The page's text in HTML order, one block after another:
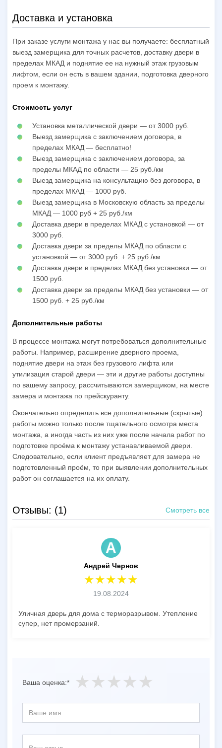
Доставка и установка
При заказе услуги монтажа у нас вы получаете: бесплатный
выезд замерщика для точных расчетов, доставку двери в
пределах МКАД и поднятие ее на нужный этаж грузовым
лифтом, если он есть в вашем здании, подготовка дверного
проем к монтажу.
Стоимость услуг
Установка металлической двери — от 3000 руб.
Выезд замерщика с заключением договора, в
пределах МКАД — бесплатно!
Выезд замерщика с заключением договора, за
пределы МКАД по области — 25 руб./км
Выезд замерщика на консультацию без договора, в
пределах МКАД — 1000 руб.
Выезд замерщика в Московскую область за пределы
МКАД — 1000 руб + 25 руб./км
Доставка двери в пределах МКАД с установкой — от
3000 руб.
Доставка двери за пределы МКАД по области с
установкой — от 3000 руб. + 25 руб./км
Доставка двери в пределах МКАД без установки — от
1500 руб.
Доставка двери за пределы МКАД без установки — от
1500 руб. + 25 руб./км
Дополнительные работы
В процессе монтажа могут потребоваться дополнительные
работы. Например, расширение дверного проема,
поднятие двери на этаж без грузового лифта или
утилизация старой двери — эти и другие работы доступны
по вашему запросу, рассчитываются замерщиком, на месте
замера и монтажа по прейскуранту.
Окончательно определить все дополнительные (скрытые)
работы можно только после тщательного осмотра места
монтажа, а иногда часть из них уже после начала работ по
подготовке проёма к монтажу устанавливаемой двери.
Следовательно, если клиент предъявляет для замера не
подготовленный проём, то при выявлении дополнительных
работ он соглашается на их оплату.
Отзывы: (1) Смотреть все
А
Андрей Чернов
19.08.2024
Уличная дверь для дома с терморазрывом. Утепление
супер, нет промерзаний.
Ваша оценка:*